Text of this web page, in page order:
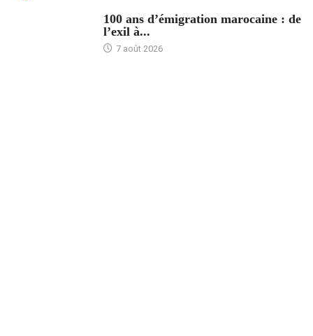
100 ans d’émigration marocaine : de
l’exil à...
7 août 2026